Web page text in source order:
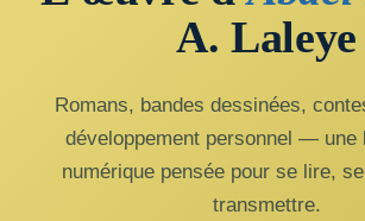
A. Laleye
Romans, bandes dessinées,
développement personnel — une
numérique pensée pour se lire,
transmettre.